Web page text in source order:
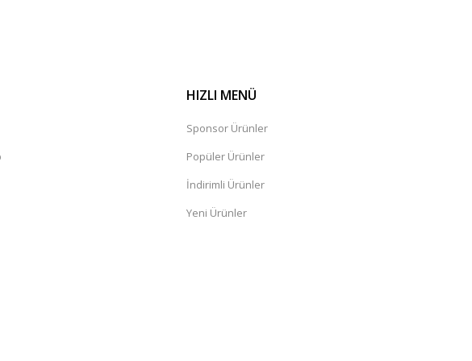
HIZLI MENÜ
Sponsor Ürünler
Popüler Ürünler
İndirimli Ürünler
Yeni Ürünler